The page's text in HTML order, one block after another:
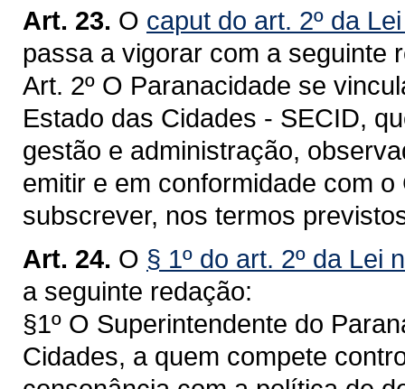
Art. 23. O caput do art. 2º da
passa a vigorar com a seguinte
Art. 2º O Paranacidade se
Estado das Cidades - SECID,
gestão e administração,
emitir e em conformidade com
subscrever, nos termos
Art. 24. O § 1º do art. 2º da Lei
a seguinte redação:
§1º O Superintendente do
Cidades, a quem compete